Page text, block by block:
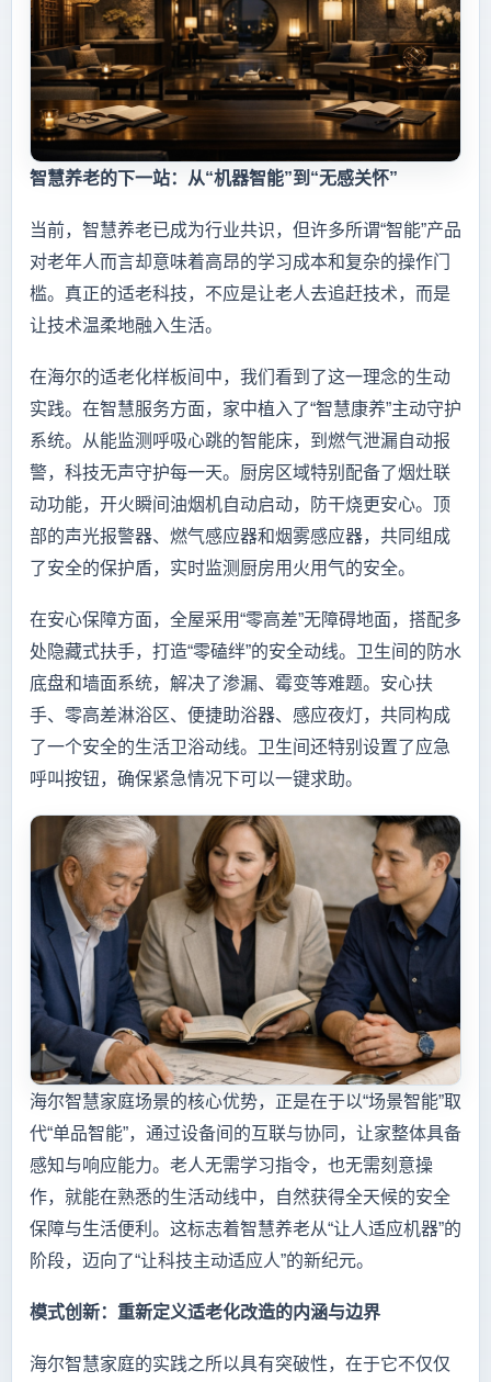
智慧养老的下一站：从“机器智能”到“无感关怀”
当前，智慧养老已成为行业共识，但许多所谓“智能”产品
对老年人而言却意味着高昂的学习成本和复杂的操作门
槛。真正的适老科技，不应是让老人去追赶技术，而是
让技术温柔地融入生活。
在海尔的适老化样板间中，我们看到了这一理念的生动
实践。在智慧服务方面，家中植入了“智慧康养”主动守护
系统。从能监测呼吸心跳的智能床，到燃气泄漏自动报
警，科技无声守护每一天。厨房区域特别配备了烟灶联
动功能，开火瞬间油烟机自动启动，防干烧更安心。顶
部的声光报警器、燃气感应器和烟雾感应器，共同组成
了安全的保护盾，实时监测厨房用火用气的安全。
在安心保障方面，全屋采用“零高差”无障碍地面，搭配多
处隐藏式扶手，打造“零磕绊”的安全动线。卫生间的防水
底盘和墙面系统，解决了渗漏、霉变等难题。安心扶
手、零高差淋浴区、便捷助浴器、感应夜灯，共同构成
了一个安全的生活卫浴动线。卫生间还特别设置了应急
呼叫按钮，确保紧急情况下可以一键求助。
海尔智慧家庭场景的核心优势，正是在于以“场景智能”取
代“单品智能”，通过设备间的互联与协同，让家整体具备
感知与响应能力。老人无需学习指令，也无需刻意操
作，就能在熟悉的生活动线中，自然获得全天候的安全
保障与生活便利。这标志着智慧养老从“让人适应机器”的
阶段，迈向了“让科技主动适应人”的新纪元。
模式创新：重新定义适老化改造的内涵与边界
海尔智慧家庭的实践之所以具有突破性，在于它不仅仅